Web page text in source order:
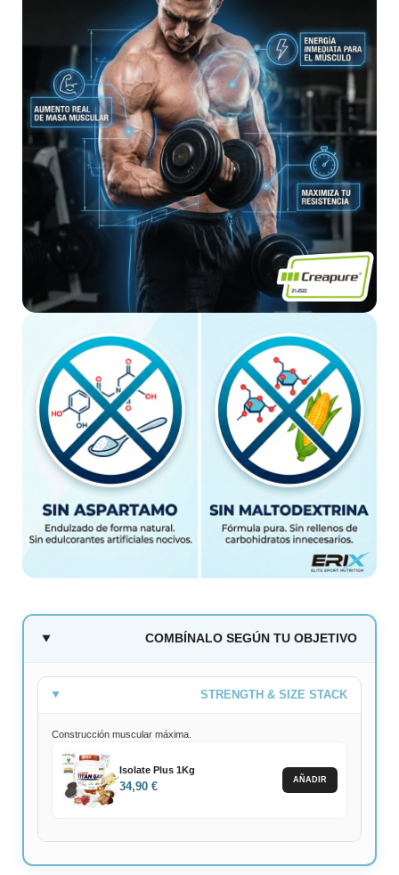
COMBÍNALO SEGÚN TU OBJETIVO
STRENGTH & SIZE STACK
Construcción muscular máxima.
Isolate Plus 1Kg
34,90 €
AÑADIR